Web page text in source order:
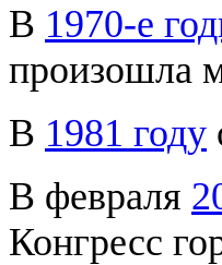
В 1970-е
произошла
В 1981 году
В февраля
Конгресс